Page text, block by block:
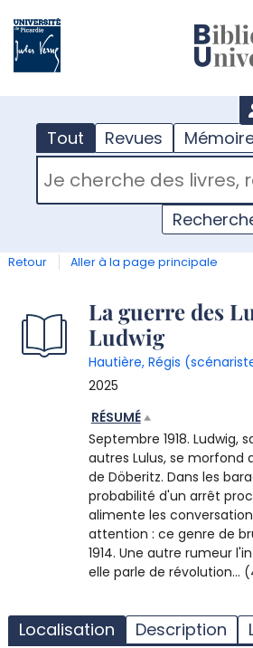
Tout Revues
RECHERCHER DANS "TOUT"
Retour Aller à la page principale
Détail
document
La guerre des
Ludwig
Hautière, Régis
2025
RÉSUMÉ
Septembre 1918. Ludwig,
autres Lulus, se morfond
de Döberitz. Dans les
probabilité d'un arrêt
alimente les
attention : ce genre de
1914. Une autre rumeur
elle parle de révolution...
Localisation Description